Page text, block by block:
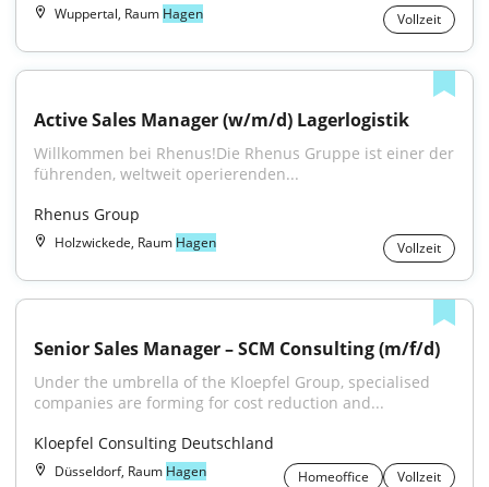
Wuppertal, Raum Hagen Vollzeit
Active Sales Manager (w/m/d) Lagerlogistik
Willkommen bei Rhenus!Die Rhenus Gruppe ist einer der
führenden, weltweit operierenden...
Rhenus Group
Holzwickede, Raum Hagen Vollzeit
Senior Sales Manager – SCM Consulting (m/f/d)
Under the umbrella of the Kloepfel Group, specialised
companies are forming for cost reduction and...
Kloepfel Consulting Deutschland
Düsseldorf, Raum Hagen Homeoffice
Vollzeit